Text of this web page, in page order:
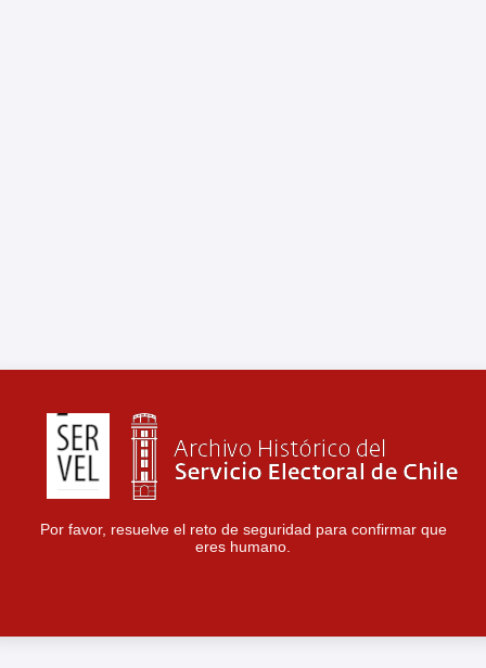
Por favor, resuelve el reto de seguridad para confirmar que
eres humano.